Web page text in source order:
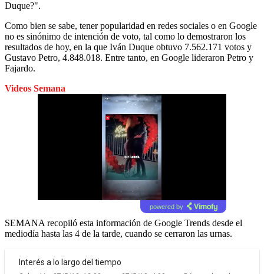
Duque?".
Como bien se sabe, tener popularidad en redes sociales o en Google
no es sinónimo de intención de voto, tal como lo demostraron los
resultados de hoy, en la que Iván Duque obtuvo 7.562.171 votos y
Gustavo Petro, 4.848.018. Entre tanto, en Google lideraron Petro y
Fajardo.
Videos Semana
powered by
SEMANA recopiló esta información de Google Trends desde el
mediodía hasta las 4 de la tarde, cuando se cerraron las urnas.